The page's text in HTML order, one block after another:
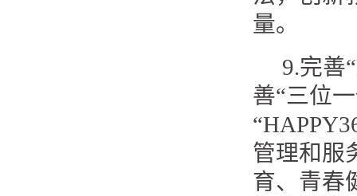
量。
9.完善
善“三位
管理和服
育、青春